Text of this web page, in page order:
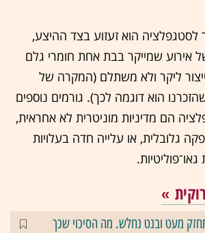
לסטגפלציה הוא זעזוע בצד ההיצע,
אירוע שמייקר בבת אחת חומרי גלם
ליקר ולא משתלם (המקרה של
הוא דוגמה לכך). גורמים נוספים
הם מדיניות מוניטרית לא אחראית,
גלובלית, או עלייה חדה בעלויות
מעט ובנט נחלש. מה הסיכוי שכך